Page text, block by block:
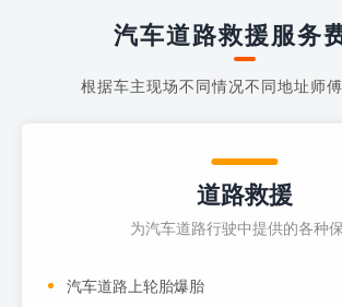
汽车道路救援服务
根据车主现场不同情况不同地址师
道路救援
为汽车道路行驶中提供的各种
汽车道路上轮胎爆胎